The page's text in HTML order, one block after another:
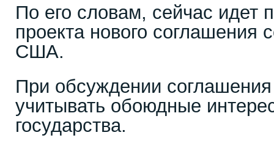
По его словам, сейчас идет
проекта нового соглашения
США.
При обсуждении
учитывать обоюдные
государства.